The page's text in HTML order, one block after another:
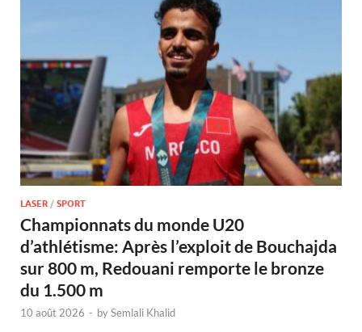
LASER / SPORT
Championnats du monde U20
d’athlétisme: Après l’exploit de Bouchajda
sur 800 m, Redouani remporte le bronze
du 1.500 m
10 août 2026 - bySemlali Khalid